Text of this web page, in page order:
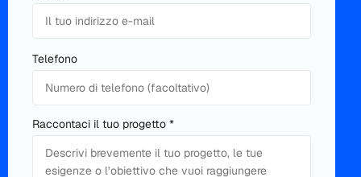
prega
vuoto
Si
prega
vuoto
questo
campo.
Telefono
Raccontaci il tuo progetto *